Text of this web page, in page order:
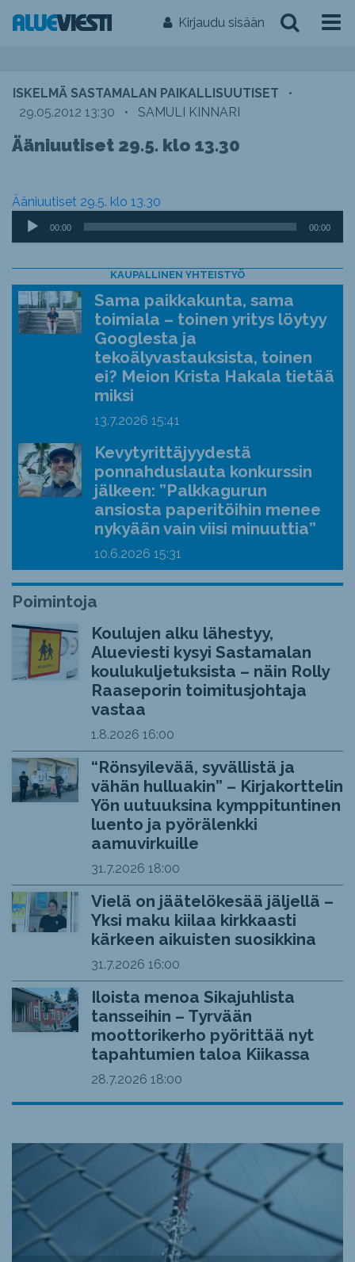
Kirjaudu sisään
ISKELMÄ SASTAMALAN PAIKALLISUUTISET
•
29.05.2012 13:30
• SAMULI KINNARI
Ääniuutiset 29.5. klo 13.30
Ääniuutiset 29.5. klo 13.30
Äänitoistin
00:00 00:00
KAUPALLINEN YHTEISTYÖ
Sama paikkakunta, sama
toimiala – toinen yritys löytyy
Googlesta ja
tekoälyvastauksista, toinen
ei? Meion Krista Hakala tietää
miksi
13.7.2026 15:41
Kevytyrittäjyydestä
ponnahduslauta konkurssin
jälkeen: ”Palkkagurun
ansiosta paperitöihin menee
nykyään vain viisi minuuttia”
10.6.2026 15:31
Poimintoja
Koulujen alku lähestyy,
Alueviesti kysyi Sastamalan
koulukuljetuksista – näin Rolly
Raaseporin toimitusjohtaja
vastaa
1.8.2026 16:00
“Rönsyilevää, syvällistä ja
vähän hulluakin” – Kirjakorttelin
Yön uutuuksina kymppituntinen
luento ja pyörälenkki
aamuvirkuille
31.7.2026 18:00
Vielä on jäätelökesää jäljellä –
Yksi maku kiilaa kirkkaasti
kärkeen aikuisten suosikkina
31.7.2026 16:00
Iloista menoa Sikajuhlista
tansseihin – Tyrvään
moottorikerho pyörittää nyt
tapahtumien taloa Kiikassa
28.7.2026 18:00